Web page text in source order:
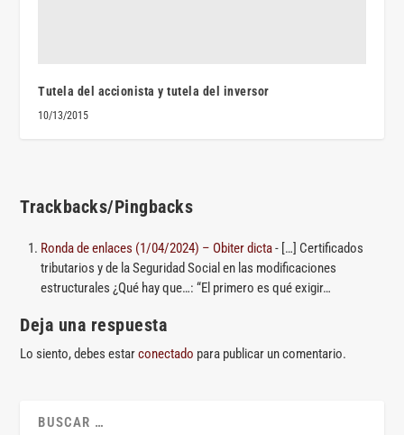
Tutela del accionista y tutela del inversor
10/13/2015
Trackbacks/Pingbacks
Ronda de enlaces (1/04/2024) – Obiter dicta- […] Certificados
tributarios y de la Seguridad Social en las modificaciones
estructurales ¿Qué hay que…: “El primero es qué exigir…
Deja una respuesta
Lo siento, debes estarconectado para publicar un comentario.